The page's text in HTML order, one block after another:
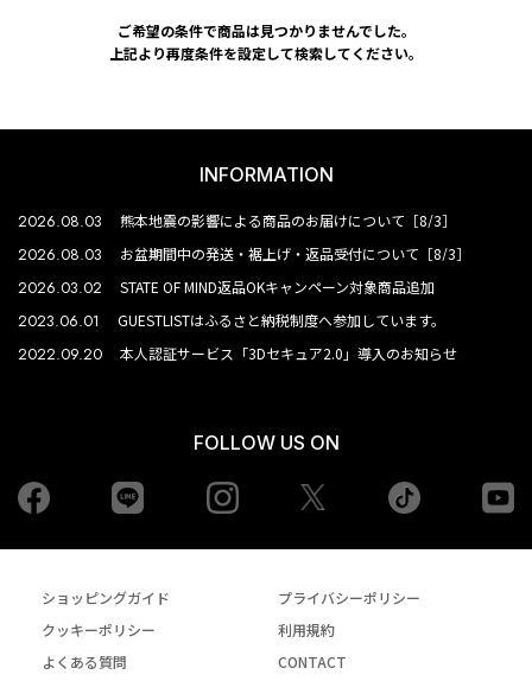
ご希望の条件で商品は見つかりませんでした。
上記より再度条件を設定して検索してください。
INFORMATION
2026.08.03 熊本地震の影響による商品のお届けについて［8/3］
2026.08.03 お盆期間中の発送・裾上げ・返品受付について［8/3］
2026.03.02 STATE OF MIND返品OKキャンペーン対象商品追加
2023.06.01 GUESTLISTはふるさと納税制度へ参加しています。
2022.09.20 本人認証サービス「3Dセキュア2.0」導入のお知らせ
FOLLOW US ON
Facebook Instagram tiktok
ショッピングガイド
プライバシーポリシー
クッキーポリシー
利用規約
よくある質問
CONTACT